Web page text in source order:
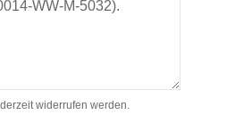
widerrufen werden.